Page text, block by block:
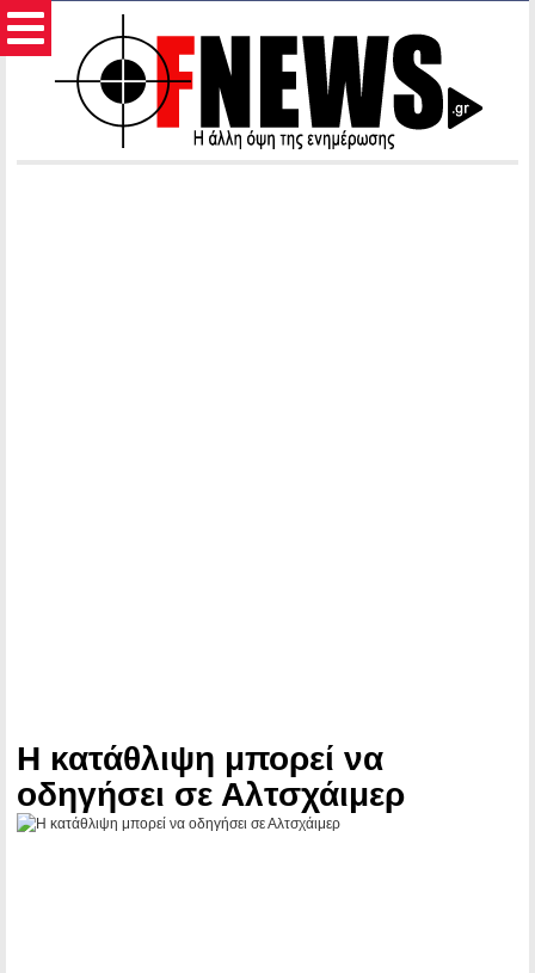
Η κατάθλιψη μπορεί να
οδηγήσει σε Αλτσχάιμερ